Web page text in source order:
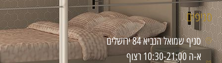
סניפים
סניף שמואל הנביא 84 ירושלים
א-ה 10:30-21:00 רצוף